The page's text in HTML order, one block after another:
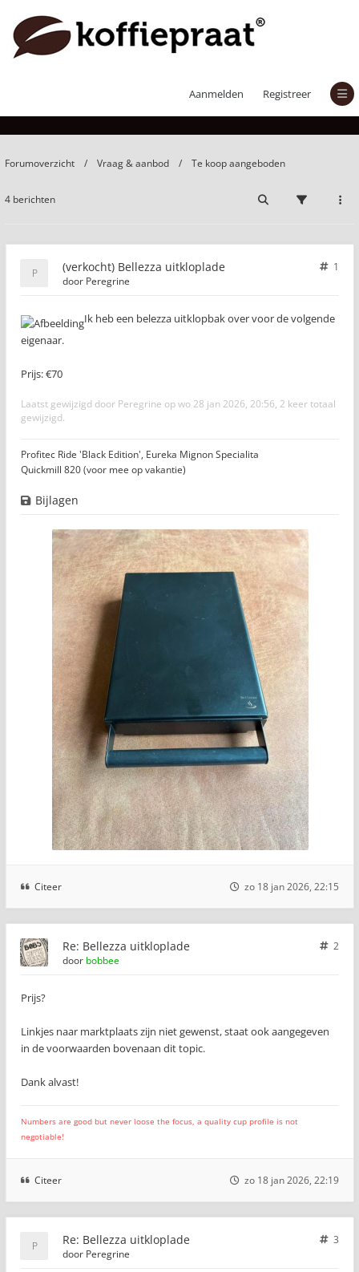
Aanmelden Registreer
(verkocht) Bellezza uitkloplade
Forumoverzicht Vraag & aanbod Te koop aangeboden
4 berichten
(verkocht) Bellezza uitkloplade
1
door Peregrine
Ik heb een belezza uitklopbak over voor de volgende
eigenaar.
Prijs: €70
Laatst gewijzigd door Peregrine op wo 28 jan 2026, 20:56, 2 keer totaal
gewijzigd.
Profitec Ride 'Black Edition', Eureka Mignon Specialita
Quickmill 820 (voor mee op vakantie)
Bijlagen
Citeer zo 18 jan 2026, 22:15
Re: Bellezza uitkloplade
2
door bobbee
Prijs?
Linkjes naar marktplaats zijn niet gewenst, staat ook aangegeven
in de voorwaarden bovenaan dit topic.
Dank alvast!
Numbers are good but never loose the focus, a quality cup profile is not
negotiable!
Citeer zo 18 jan 2026, 22:19
Re: Bellezza uitkloplade
3
door Peregrine